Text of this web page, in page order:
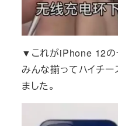
▼これがiPhone 12の
みんな揃ってハイチー
ました。